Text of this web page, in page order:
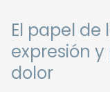
El papel de
expresión
dolor